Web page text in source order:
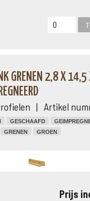
GRENEN 2,8 X 14,5
| Artikel
GESCHAAFD
GRENEN GROEN
Prijs